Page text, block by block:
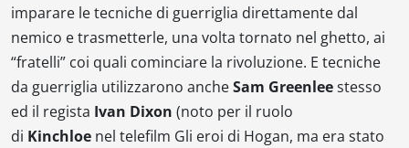
imparare le tecniche di guerriglia direttamente dal
nemico e trasmetterle, una volta tornato nel ghetto, ai
“fratelli” coi quali cominciare la rivoluzione. E tecniche
da guerriglia utilizzarono ancheSam Greenleestesso
ed il regista Ivan Dixon (noto per il ruolo
di Kinchloe nel telefilm Gli eroi di Hogan, ma era stato